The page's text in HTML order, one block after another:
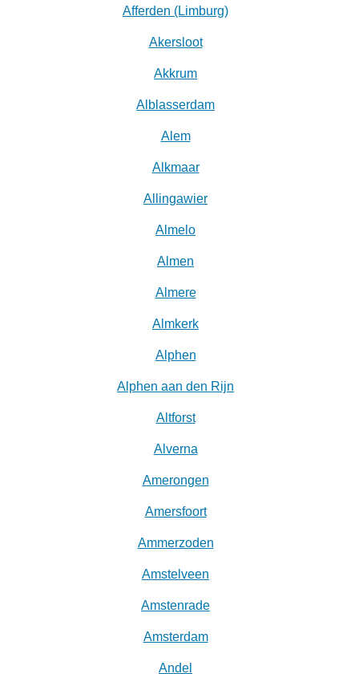
Afferden (Limburg)
Akersloot
Akkrum
Alblasserdam
Alem
Alkmaar
Allingawier
Almelo
Almen
Almere
Almkerk
Alphen
Alphen aan den Rijn
Altforst
Alverna
Amerongen
Amersfoort
Ammerzoden
Amstelveen
Amstenrade
Amsterdam
Andel